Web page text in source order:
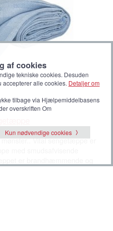
og varme. Fremstillet af
Vital sengetæppe er
af cookies
tekniske cookies. Desuden
accepterer alle cookies. Detaljer om
tilbage via Hjælpemiddelbasens
overskriften Om
Kun nødvendige cookies